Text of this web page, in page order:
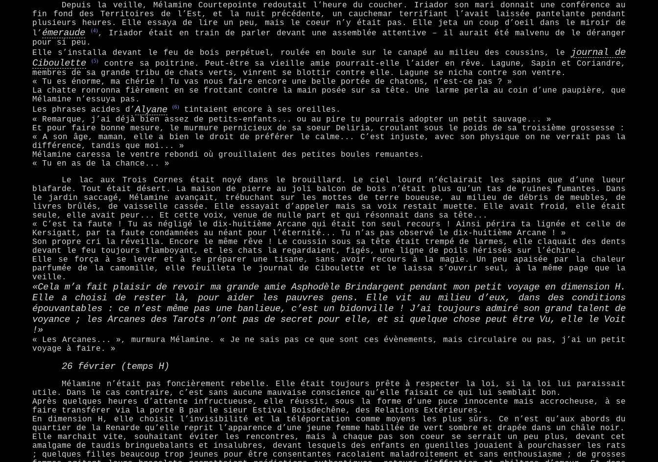
Depuis la veille, Mélamine Courtepointe redoutait l’heure du coucher. Iriador son mari donnait une conférence au
fin fond des Territoires de l’Est, et la nuit précédente, un cauchemar terrifiant l’avait laissée pantelante pendant
plusieurs heures. Elle essaya de lire un peu, mais le coeur n’y était pas. Elle jeta un coup d’oeil dans le miroir de
l’ émeraude (4), Iriador était en train de parler devant une assemblée attentive – il aurait été malvenu de le déranger
pour si peu.
Elle s’installa devant le feu de bois perpétuel, roulée en boule sur le canapé au milieu des coussins, le
journal de
Ciboulette
(5)
contre sa poitrine. Peut-être sa vieille amie pourrait-elle l’aider en rêve. Lagune, Sapin et Coriandre,
membres de sa grande tribu de chats verts, vinrent se blottir contre elle. Lagune se nicha contre son ventre.
« Tu es énorme, ma chérie ! Tu vas nous faire encore une belle portée de chatons, n’est-ce pas ? »
La chatte ronronna fièrement en se frottant contre la main posée sur sa tête. Une larme perla au coin d’une paupière, que
Mélamine n’essuya pas.
Les phrases acides d’Alyane (6)tintaient encore à ses oreilles.
« Remarque, j’ai déjà bien assez de petits-enfants... ou au pire tu pourrais adopter un petit sauvage... »
Et pour faire bonne mesure, le murmure pernicieux de sa soeur Deliria, croulant sous le poids de sa troisième grossesse :
« A son âge, maman, elle a bien le droit de préférer le calme... C’est injuste, avec son physique on ne verrait pas la
différence, tandis que moi... »
Mélamine caressa le ventre rebondi où grouillaient des petites boules remuantes.
« Tu en as de la chance... »
Le lac aux Trois Cornes était noyé dans le brouillard. Le ciel lourd n’éclairait les sapins que d’une lueur
blafarde. Tout était désert. La maison de pierre au joli balcon de bois n’était plus qu’un tas de ruines fumantes. Dans
le jardin saccagé, Mélamine avançait, trébuchant sur les mottes de terre boueuse, au milieu de débris de meubles, de
livres brûlés, de vaisselle cassée. Elle essayait d’appeler mais sa voix restait muette. Elle avait froid, elle était
seule, elle avait peur... Et cette voix, venue de nulle part et qui résonnait dans sa tête...
« C’est ta faute ! Tu as négligé le dix-huitième Arcane qui était ton seul recours ! Ainsi périra ta lignée et celle de
Kersigatt, par ta faute condamnées au néant pour l’éternité... Tu n’as pas observé le dix-huitième Arcane ! »
Son propre cri la réveilla. Encore le même rêve ! Le coussin sous sa tête était trempé de larmes, elle claquait des dents
devant le feu toujours flamboyant, et les chats la regardaient, figés, une ligne de poils hérissés sur l’échine.
Elle se força à se lever et à se préparer une tisane, sans avoir recours à la magie. Un peu apaisée par la chaleur
parfumée de la camomille, elle feuilleta le journal de Ciboulette et le laissa s’ouvrir seul, à la même page que la
veille.
«Cela m’a fait plaisir de revoir ma grande amie Asphodèle Brindargent pendant mon petit voyage en dimension H.
Elle a choisi de rester là, pour aider les pauvres gens. Elle vit au milieu d’eux, dans des conditions
épouvantables : ce n’est même pas une banlieue, c’est un bidonville ! J’ai toujours admiré son grand talent de
voyance ; les Arcanes des Tarots n’ont pas de secret pour elle, et si quelque chose peut être Vu, elle le Voit
!»
« Les Arcanes... », murmura Mélamine. « Je ne sais pas ce que sont ces évènements, mais circulaire ou pas, j’ai un petit
voyage à faire. »
26 février (temps H)
Mélamine n’était pas foncièrement rebelle. Elle était toujours prête à respecter la loi, si la loi lui paraissait
utile. Dans le cas contraire, c’est sans aucune mauvaise conscience qu’elle faisait ce qui lui semblait bon.
Après quelques heures d’attente infructueuse, elle réussit, sous la forme d’une puce innocente mais accrocheuse, à se
faire transférer via la porte B par le sieur Estival Boisdechêne, des Relations Extérieures.
En dimension H, elle choisit l’invisibilité et la téléportation comme moyens les plus sûrs. Ce n’est qu’aux abords du
quartier de la Renarde qu’elle reprit l’apparence d’une jeune femme habillée de vert sombre et drapée dans un châle noir.
Elle marchait vite, souhaitant éviter les rencontres, mais à chaque pas son coeur se serrait un peu plus, devant cet
amalgame de taudis bringuebalants et insalubres, devant lesquels des enfants en guenilles jouaient à pourchasser les rats
; quelques filles beaucoup trop jeunes pour être consentantes racolaient maladroitement et sans enthousiasme ; de grosses